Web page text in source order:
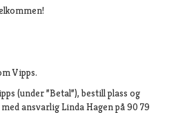
Vipps.
(under ”Betal”), bestill plass og
ansvarlig Linda Hagen på 90 79